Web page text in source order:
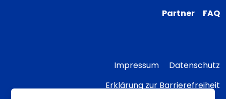
Partner
FAQ
Impressum
Datenschutz
Erklärung zur Barrierefreiheit